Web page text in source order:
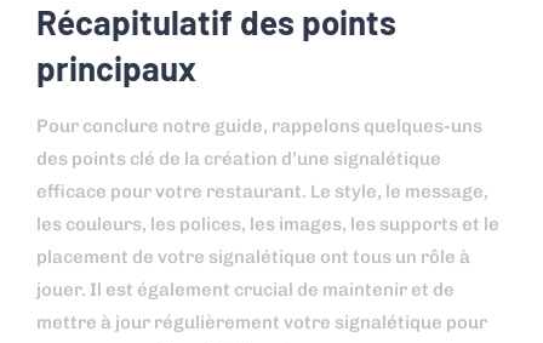
Récapitulatif des points
principaux
Pour conclure notre guide, rappelons quelques-uns
des points clé de la création d’une signalétique
efficace pour votre restaurant. Le style, le message,
les couleurs, les polices, les images, les supports et le
placement de votre signalétique ont tous un rôle à
jouer. Il est également crucial de maintenir et de
mettre à jour régulièrement votre signalétique pour